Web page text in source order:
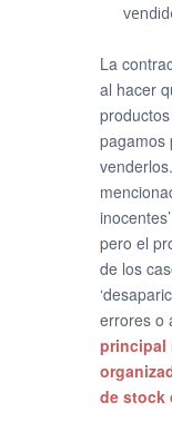
La
al hacer
pagamos
pero el
de los
errores o
principal
de stock